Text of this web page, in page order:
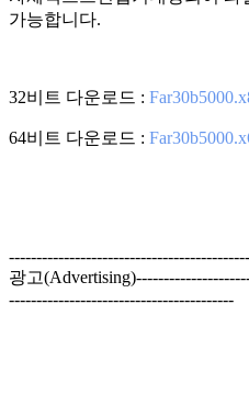
가능합니다.
32비트 다운로드 :
64비트 다운로드 :
광고
-----------------------------------------